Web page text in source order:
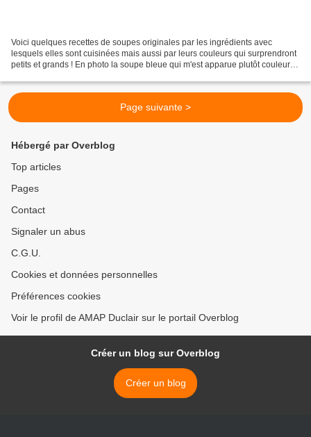
Voici quelques recettes de soupes originales par les ingrédients avec
lesquels elles sont cuisinées mais aussi par leurs couleurs qui surprendront
petits et grands ! En photo la soupe bleue qui m'est apparue plutôt couleur
Page suivante >
Hébergé par Overblog
Top articles
Pages
Contact
Signaler un abus
C.G.U.
Cookies et données personnelles
Préférences cookies
Voir le profil de AMAP Duclair sur le portail Overblog
Créer un blog sur Overblog
Créer un blog